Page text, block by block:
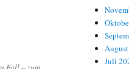
Juli